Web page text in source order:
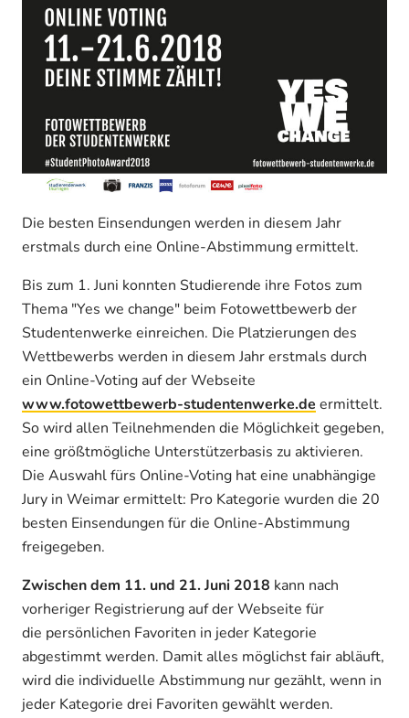
Die besten Einsendungen werden in diesem Jahr
erstmals durch eine Online-Abstimmung ermittelt.
Bis zum 1. Juni konnten Studierende ihre Fotos zum
Thema "Yes we change" beim Fotowettbewerb der
Studentenwerke einreichen. Die Platzierungen des
Wettbewerbs werden in diesem Jahr erstmals durch
ein Online-Voting auf der Webseite
www.fotowettbewerb-studentenwerke.de ermittelt.
So wird allen Teilnehmenden die Möglichkeit gegeben,
eine größtmögliche Unterstützerbasis zu aktivieren.
Die Auswahl fürs Online-Voting hat eine unabhängige
Jury in Weimar ermittelt: Pro Kategorie wurden die 20
besten Einsendungen für die Online-Abstimmung
freigegeben.
Zwischen dem 11. und 21. Juni 2018 kann nach
vorheriger Registrierung auf der Webseite für
die persönlichen Favoriten in jeder Kategorie
abgestimmt werden. Damit alles möglichst fair abläuft,
wird die individuelle Abstimmung nur gezählt, wenn in
jeder Kategorie drei Favoriten gewählt werden.